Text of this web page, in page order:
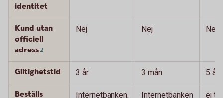
identitet
Kund utan
officiell
adress 3
Nej Nej Nej
Giltighetstid 3 år 3 mån 5 år
Beställs
Internetbanken,
Internetbanken
ej till